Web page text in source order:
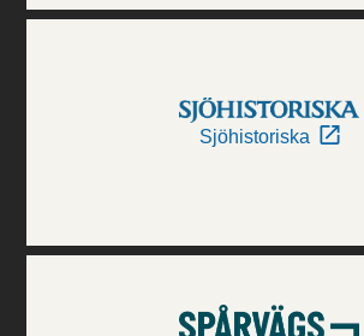
Sjöhistoriska